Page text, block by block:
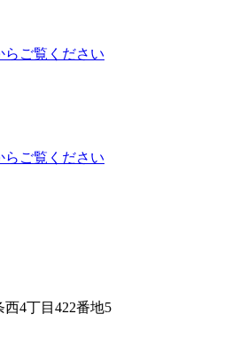
らご覧ください
らご覧ください
4丁目422番地5